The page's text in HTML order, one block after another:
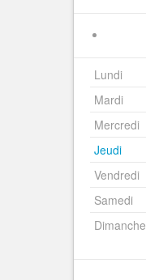
Lundi
Mardi
Mercredi
Jeudi
Vendredi
Samedi
Dimanche